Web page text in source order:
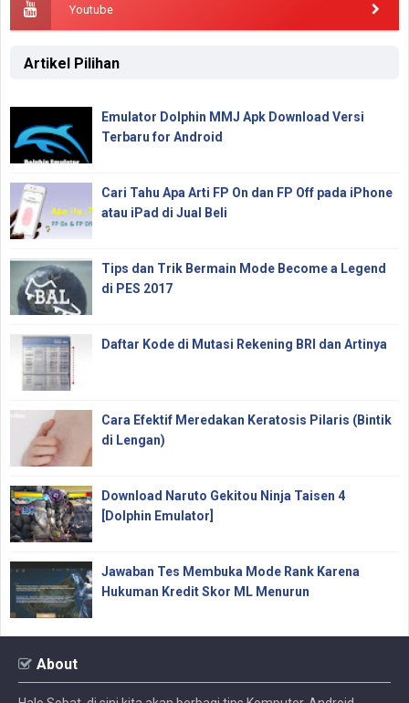
Youtube
Artikel Pilihan
Emulator Dolphin MMJ Apk Download Versi
Terbaru for Android
Cari Tahu Apa Arti FP On dan FP Off pada iPhone
atau iPad di Jual Beli
Tips dan Trik Bermain Mode Become a Legend
di PES 2017
Daftar Kode di Mutasi Rekening BRI dan Artinya
Cara Efektif Meredakan Keratosis Pilaris (Bintik
di Lengan)
Download Naruto Gekitou Ninja Taisen 4
[Dolphin Emulator]
Jawaban Tes Membuka Mode Rank Karena
Hukuman Kredit Skor ML Menurun
About